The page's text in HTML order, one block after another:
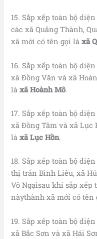
15. Sắp xếp toàn bộ
các xã Quảng Thành,
xã mới có tên gọi làxã
16. Sắp xếp toàn bộ
xã Đồng Văn và xã
làxã Hoành Mô.
17. Sắp xếp toàn bộ
xã Đồng Tâm và xã Lục
làxã Lục Hồn.
18. Sắp xếp toàn bộ
thị trấn Bình Liêu, xã
Vô Ngạisau khi sắp
nàythành xã mới có
19. Sắp xếp toàn bộ
xã Bắc Sơn và xã Hải